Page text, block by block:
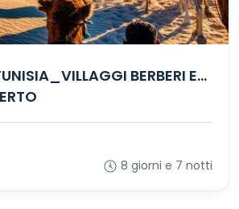
BERBERI E
8 giorni e 7 notti